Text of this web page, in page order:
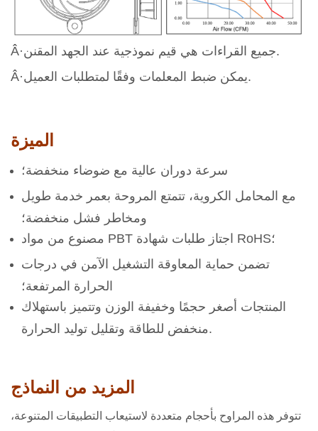
Â·جميع القراءات هي قيم نموذجية عند الجهد المقنن.
Â·يمكن ضبط المعلمات وفقًا لمتطلبات العميل.
الميزة
سرعة دوران عالية مع ضوضاء منخفضة؛
مع المحامل الكروية، تتمتع المروحة بعمر خدمة طويل
ومخاطر فشل منخفضة؛
مصنوع من مواد PBT اجتاز طلبات شهادة RoHS؛
تضمن حماية المعاوقة التشغيل الآمن في درجات
الحرارة المرتفعة؛
المنتجات أصغر حجمًا وخفيفة الوزن وتتميز باستهلاك
المزيد من النماذج
تتوفر هذه المراوح بأحجام متعددة لاستيعاب التطبيقات المتنوعة،